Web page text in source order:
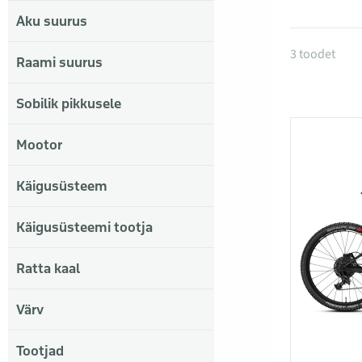
Aku suurus
Raami suurus
Sobilik pikkusele
Mootor
Käigusüsteem
Käigusüsteemi tootja
Ratta kaal
Värv
Tootjad
Tooted
3 toodet